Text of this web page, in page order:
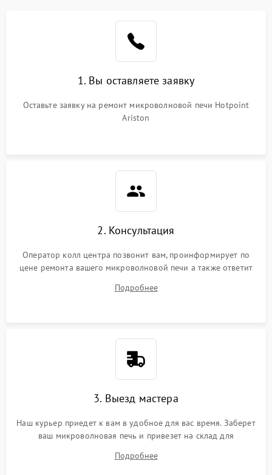
2400 ₽ Подробнее →
Не горит подсветка 2000 ₽ Подробнее →
1. Вы оставляете заявку
Оставьте заявку на ремонт микроволновой печи Hotpoint
Ariston
2. Консультация
Оператор колл центра позвонит вам, проинформирует по
цене ремонта вашего микроволновой печи а также ответит
Подробнее
3. Выезд мастера
Наш курьер приедет к вам в удобное для вас время. Заберет
ваш микроволновая печь и привезет на склад для
Подробнее